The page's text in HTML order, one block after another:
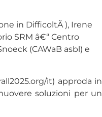
in DifficoltÃ ), Irene
SRM â€“ Centro
(CAWaB asbl) e
it) approda in
soluzioni per un